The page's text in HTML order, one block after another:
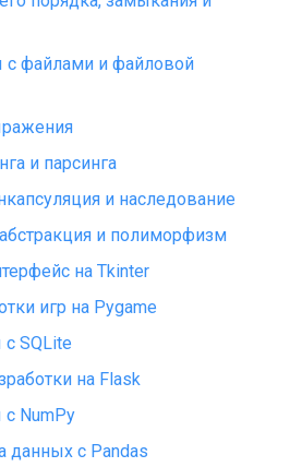
файлами и файловой
и парсинга
и наследование
и полиморфизм
на Tkinter
игр на Pygame
SQLite
на Flask
NumPy
данных с Pandas